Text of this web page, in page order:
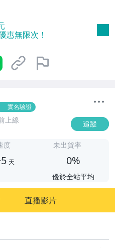
惠無限次！
實名驗證
上線 追蹤
度
天
未出貨率
0%
優於全站平均
直播影片